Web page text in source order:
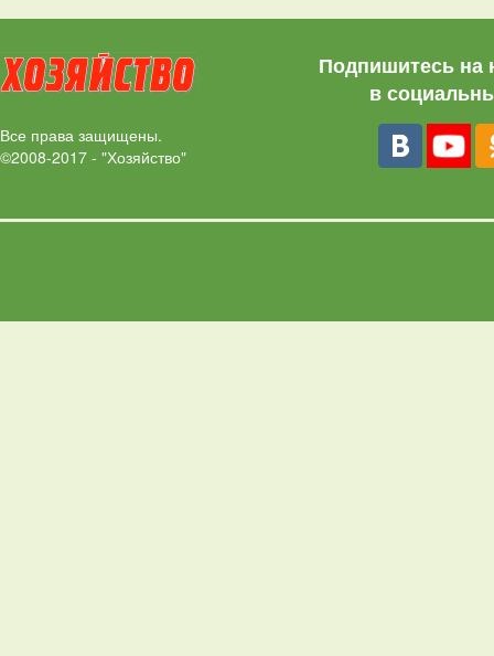
Все права защищены.
©2008-2017 - "Хозяйство"
Подпишитесь на
в